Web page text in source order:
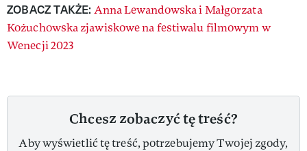
ZOBACZ TAKŻE: Anna Lewandowska i Małgorzata
Kożuchowska zjawiskowe na festiwalu filmowym w
Wenecji 2023
Chcesz zobaczyć tę treść?
Aby wyświetlić tę treść, potrzebujemy Twojej zgody,